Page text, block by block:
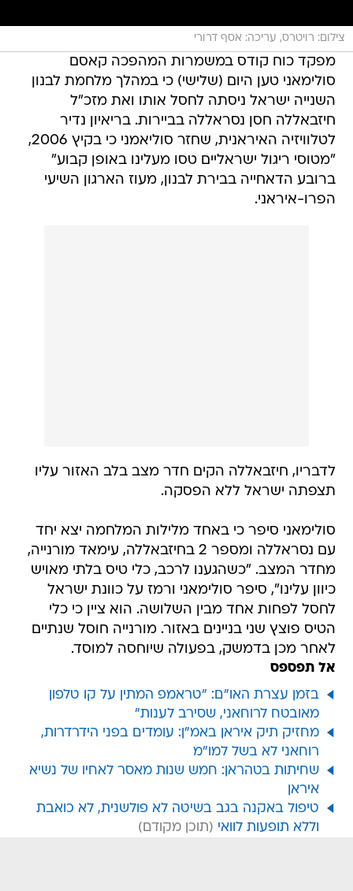
צילום: רויטרס, עריכה: אסף דרורי
מפקד כוח קודס במשמרות המהפכה קאסם
סולימאני טען היום (שלישי) כי במהלך מלחמת לבנון
השנייה ישראל ניסתה לחסל אותו ואת מזכ"ל
חיזבאללה חסן נסראללה בביירות. בריאיון נדיר
לטלוויזיה האיראנית, שחזר סוליאמני כי בקיץ 2006,
"מטוסי ריגול ישראליים טסו מעלינו באופן קבוע"
ברובע הדאחייה בבירת לבנון, מעוז הארגון השיעי
הפרו-איראני.
לדבריו, חיזבאללה הקים חדר מצב בלב האזור עליו
תצפתה ישראל ללא הפסקה.
סולימאני סיפר כי באחד מלילות המלחמה יצא יחד
עם נסראללה ומספר 2 בחיזבאללה, עימאד מורנייה,
מחדר המצב. "כשהגענו לרכב, כלי טיס בלתי מאויש
כיוון עלינו", סיפר סולימאני ורמז על כוונת ישראל
לחסל לפחות אחד מבין השלושה. הוא ציין כי כלי
הטיס פוצץ שני בניינים באזור. מורנייה חוסל שנתיים
לאחר מכן בדמשק, בפעולה שיוחסה למוסד.
אל תפספס
בזמן עצרת האו"ם: "טראמפ המתין על קו טלפון
מאובטח לרוחאני, שסירב לענות"
מחזיק תיק איראן באמ"ן: עומדים בפני הידרדרות,
רוחאני לא בשל למו"מ
שחיתות בטהראן: חמש שנות מאסר לאחיו של נשיא
איראן
טיפול באקנה בגב בשיטה לא פולשנית, לא כואבת
וללא תופעות לוואי